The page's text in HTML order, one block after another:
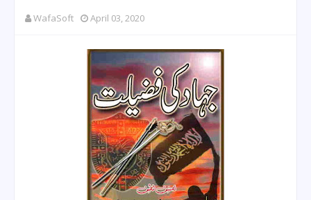
WafaSoft April 03, 2020